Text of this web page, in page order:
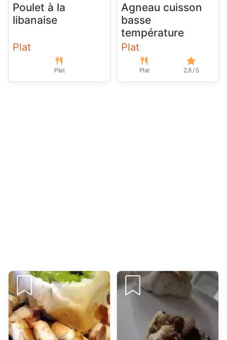
Poulet à la
libanaise
Plat
Plat
Agneau cuisson
basse
température
Plat
Plat 2.8 / 5